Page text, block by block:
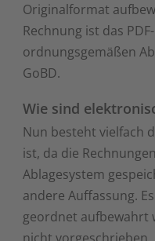
Originalformat
Rechnung ist das
ordnungsgemäßen
GoBD.
Wie sind
Nun besteht vielfach
ist, da die
Ablagesystem
andere Auffassung.
geordnet aufbewahrt